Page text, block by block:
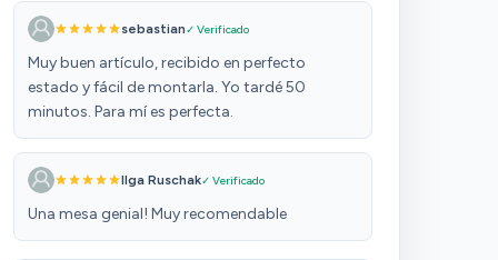
sebastian✓ Verificado
Muy buen artículo, recibido en perfecto
estado y fácil de montarla. Yo tardé 50
minutos. Para mí es perfecta.
Ilga Ruschak✓ Verificado
Una mesa genial! Muy recomendable